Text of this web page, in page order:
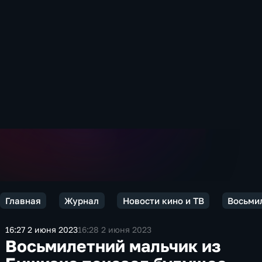
Главная Журнал Новости кино и ТВ
16:27 2 июня 202316:28 2 июня 2023
Восьмилетний мальчик из